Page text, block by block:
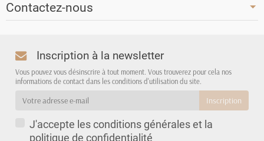
Contactez-nous
Inscription à la newsletter
Vous pouvez vous désinscrire à tout moment. Vous trouverez pour cela nos
informations de contact dans les conditions d'utilisation du site.
J'accepte les conditions générales et la
politique de confidentialité